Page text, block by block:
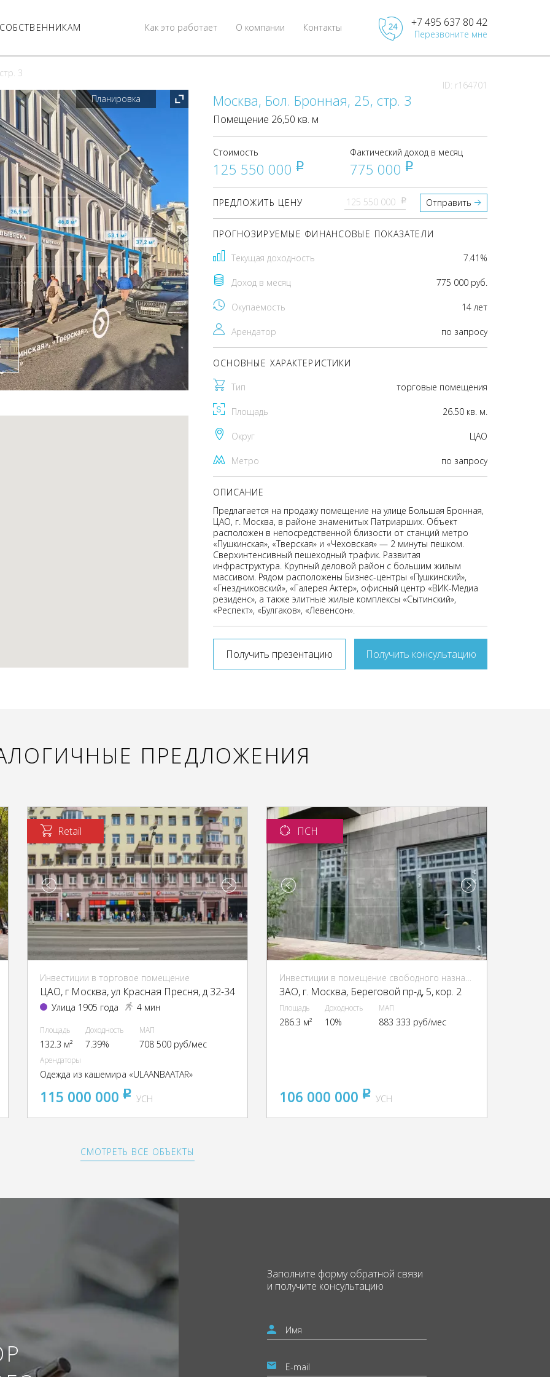
Контакты
О компании
Как это работает +7 495 637 80 42
Перезвоните мне
3
ID: r164701
Планировка
Москва, Бол. Бронная, 25, стр. 3
Помещение 26,50 кв. м
Стоимость
125 550 000 pуб
Фактический доход в месяц
775 000 pуб
ПРЕДЛОЖИТЬ ЦЕНУ pуб Отправить
ПРОГНОЗИРУЕМЫЕ ФИНАНСОВЫЕ ПОКАЗАТЕЛИ
Текущая доходность 7.41%
Доход в месяц 775 000 руб.
Окупаемость 14 лет
Арендатор по запросу
ОСНОВНЫЕ ХАРАКТЕРИСТИКИ
Тип торговые помещения
Площадь 26.50 кв. м.
Округ ЦАО
Метро по запросу
ОПИСАНИЕ
Предлагается на продажу помещение на улице Большая Бронная,
ЦАО, г. Москва, в районе знаменитых Патриарших. Объект
расположен в непосредственной близости от станций метро
«Пушкинская», «Тверская» и «Чеховская» — 2 минуты пешком.
Сверхинтенсивный пешеходный трафик. Развитая
инфраструктура. Крупный деловой район с большим жилым
массивом. Рядом расположены Бизнес-центры «Пушкинский»,
«Гнездниковский», «Галерея Актер», офисный центр «ВИК-Медиа
резиденс», а также элитные жилые комплексы «Сытинский»,
«Респект», «Булгаков», «Левенсон».
Получить презентацию Получить консультацию
ПРЕДЛОЖЕНИЯ
Retail
Инвестиции в торговое помещение
ЦАО, г Москва, ул Красная Пресня, д 32-34
Улица 1905 года 4 мин
Площадь
132.3 м²
Доходность
7.39%
МАП
708 500 руб/мес
Арендаторы
Одежда из кашемира «ULAANBAATAR»
115 000 000 pуб
УСН
ПСН
Инвестиции в помещение свободного назначения (ПСН)
ЗАО, г. Москва, Береговой пр-д, 5, кор. 2
Площадь
286.3 м²
Доходность
10%
МАП
883 333 руб/мес
106 000 000 pуб
УСН
СМОТРЕТЬ ВСЕ ОБЪЕКТЫ
Заполните формуобратной связи
и получите консультацию